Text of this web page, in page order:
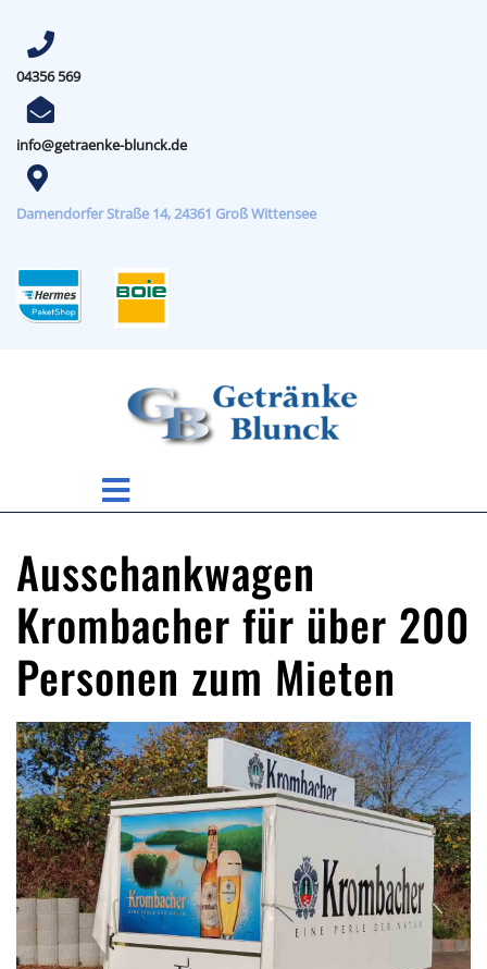
04356 569
info@getraenke-blunck.de
Damendorfer Straße 14, 24361 Groß Wittensee
Ausschankwagen
Krombacher für über 200
Personen zum Mieten